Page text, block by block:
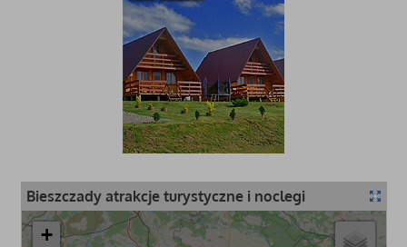
Bieszczady atrakcje turystyczne i noclegi
+